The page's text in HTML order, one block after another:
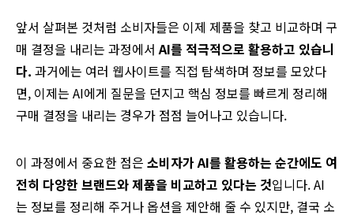
앞서 살펴본 것처럼 소비자들은 이제 제품을 찾고 비교하며 구
매 결정을 내리는 과정에서AI를 적극적으로 활용하고 있습니
다. 과거에는 여러 웹사이트를 직접 탐색하며 정보를 모았다
면, 이제는 AI에게 질문을 던지고 핵심 정보를 빠르게 정리해
구매 결정을 내리는 경우가 점점 늘어나고 있습니다.
이 과정에서 중요한 점은 소비자가AI를 활용하는 순간에도 여
전히 다양한 브랜드와제품을 비교하고 있다는 것입니다. AI
는 정보를 정리해 주거나 옵션을 제안해 줄 수 있지만, 결국 소